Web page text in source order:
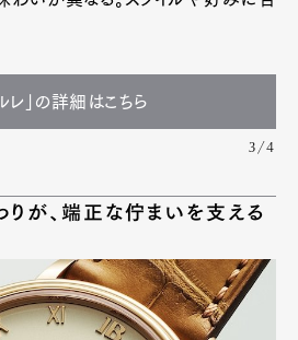
ルレ」の詳細はこちら
3/4
が、端正な佇まいを支える